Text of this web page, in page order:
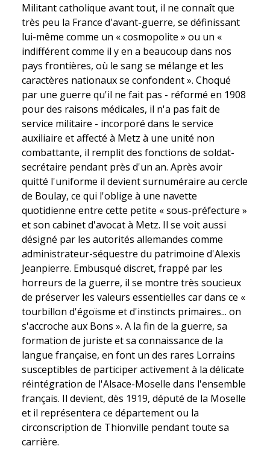
Militant catholique avant tout, il ne connaît que
très peu la France d'avant-guerre, se définissant
lui-même comme un « cosmopolite » ou un «
indifférent comme il y en a beaucoup dans nos
pays frontières, où le sang se mélange et les
caractères nationaux se confondent ». Choqué
par une guerre qu'il ne fait pas - réformé en 1908
pour des raisons médicales, il n'a pas fait de
service militaire - incorporé dans le service
auxiliaire et affecté à Metz à une unité non
combattante, il remplit des fonctions de soldat-
secrétaire pendant près d'un an. Après avoir
quitté l'uniforme il devient surnuméraire au cercle
de Boulay, ce qui l'oblige à une navette
quotidienne entre cette petite « sous-préfecture »
et son cabinet d'avocat à Metz. Il se voit aussi
désigné par les autorités allemandes comme
administrateur-séquestre du patrimoine d'Alexis
Jeanpierre. Embusqué discret, frappé par les
horreurs de la guerre, il se montre très soucieux
de préserver les valeurs essentielles car dans ce «
tourbillon d'égoïsme et d'instincts primaires... on
s'accroche aux Bons ». A la fin de la guerre, sa
formation de juriste et sa connaissance de la
langue française, en font un des rares Lorrains
susceptibles de participer activement à la délicate
réintégration de l'Alsace-Moselle dans l'ensemble
français. Il devient, dès 1919, député de la Moselle
et il représentera ce département ou la
circonscription de Thionville pendant toute sa
carrière.